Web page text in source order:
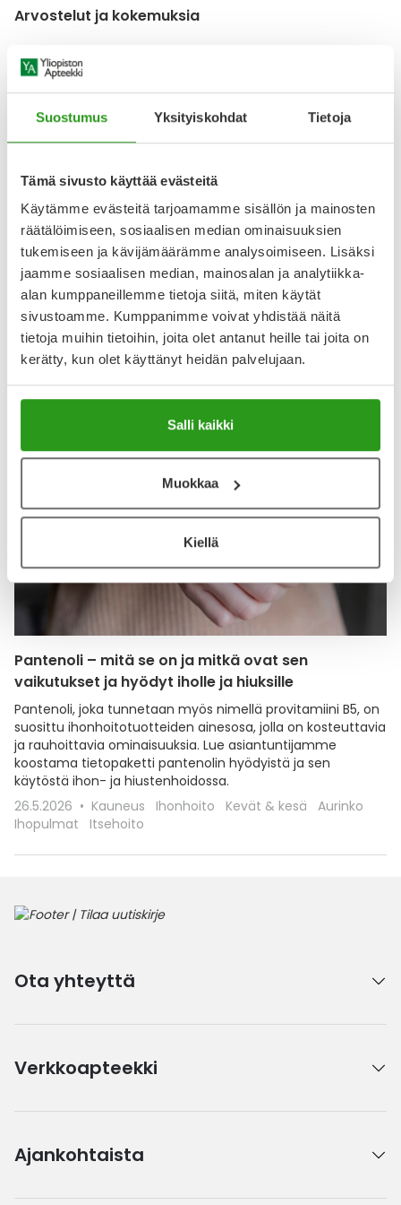
Suostumus Yksityiskohdat Tietoja
Tämä sivusto käyttää evästeitä
Käytämme evästeitä tarjoamamme sisällön ja mainosten
räätälöimiseen, sosiaalisen median ominaisuuksien
tukemiseen ja kävijämäärämme analysoimiseen. Lisäksi
jaamme sosiaalisen median, mainosalan ja analytiikka-
alan kumppaneillemme tietoja siitä, miten käytät
sivustoamme. Kumppanimme voivat yhdistää näitä
tietoja muihin tietoihin, joita olet antanut heille tai joita on
kerätty, kun olet käyttänyt heidän palvelujaan.
Salli kaikki
Muokkaa
Kiellä
Arvostelut ja kokemuksia
4.75
Hyvin hoitava voide naarmuihin ja nirhaumiin
15.4.2025
Voide vaikuttaa neutraalilta eikä ärsytä ihoa vaan lieventää
ja parantaa oireita.
Näytä lisää arvosteluja
Katso kaikki Bevita-tuotteet
Pantenoli – mitä se on ja mitkä ovat sen
vaikutukset ja hyödyt iholle ja hiuksille
Pantenoli, joka tunnetaan myös nimellä provitamiini B5, on
suosittu ihonhoitotuotteiden ainesosa, jolla on kosteuttavia
ja rauhoittavia ominaisuuksia. Lue asiantuntijamme
koostama tietopaketti pantenolin hyödyistä ja sen
käytöstä ihon- ja hiustenhoidossa.
26.5.2026
Kauneus Ihonhoito Kevät & kesä
Aurinko
Ihopulmat
Itsehoito
Ota yhteyttä
Verkkoapteekki
Ajankohtaista